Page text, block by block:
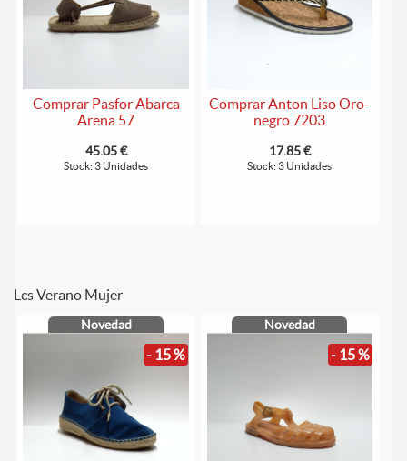
Comprar Pasfor Abarca
Arena 57
45.05 €
Stock: 3 Unidades
Comprar Anton Liso Oro-
negro 7203
17.85 €
Stock: 3 Unidades
Lcs Verano Mujer
Novedad
- 15 %
Novedad
- 15 %